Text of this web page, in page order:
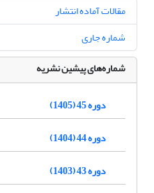
مقالات آماده انتشار
شماره جاری
شماره‌های پیشین نشریه
دوره 45 (1405)
دوره 44 (1404)
دوره 43 (1403)